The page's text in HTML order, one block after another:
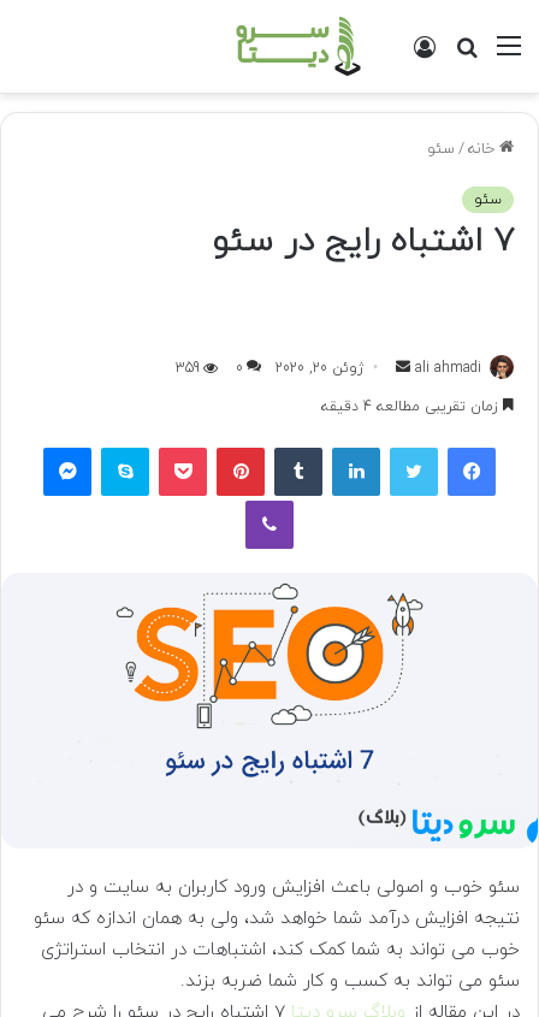
منو
جستجو
خانه/ سئو
سئو
7 اشتباه رایج در سئو
ali ahmadi
ی
م
ژوئن 20, 2020 0
359
زمان تقریبی مطالعه 4 دقیقه
فیسبوک لینکداین پینتریست پاکت اسکایپ
وایبر
سئو خوب و اصولی باعث افزایش ورود کاربران به سایت و در
نتیجه افزایش درآمد شما خواهد شد، ولی به همان اندازه که سئو
خوب می تواند به شما کمک کند، اشتباهات در انتخاب استراتژی
سئو می تواند به کسب و کار شما ضربه بزند.